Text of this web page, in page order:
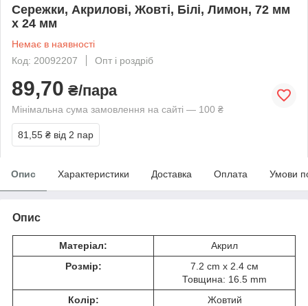
Сережки, Акрилові, Жовті, Білі, Лимон, 72 мм
x 24 мм
Немає в наявності
Код: 20092207
Опт і роздріб
89,70 ₴/пара
Мінімальна сума замовлення на сайті — 100 ₴
81,55 ₴ від 2 пар
Опис Характеристики Доставка Оплата Умови
Опис
Матеріал:
Акрил
Розмір:
7.2 cm x 2.4 см
Товщина: 16.5 mm
Колір:
Жовтий